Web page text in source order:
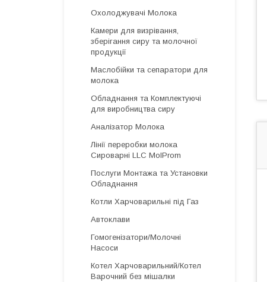
Охолоджувачі Молока
Камери для визрівання,
зберігання сиру та молочної
продукції
Маслобійки та сепаратори для
молока
Обладнання та Комплектуючі
для виробництва сиру
Аналізатор Молока
Лінії переробки молока
Сироварні LLC MolProm
Послуги Монтажа та Установки
Обладнання
Котли Харчоварильні під Газ
Автоклави
Гомогенізатори/Молочні
Насоси
Котел Харчоварильний/Котел
Варочний без мішалки